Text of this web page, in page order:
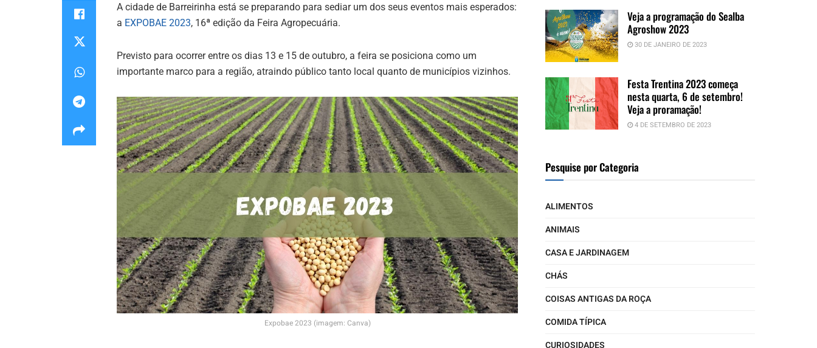
A cidade de Barreirinha está se preparando para sediar um dos seus eventos mais esperados:
a EXPOBAE 2023, 16ª edição da Feira Agropecuária.
Previsto para ocorrer entre os dias 13 e 15 de outubro, a feira se posiciona como um
importante marco para a região, atraindo público tanto local quanto de municípios vizinhos.
Expobae 2023 (imagem: Canva)
Veja a programação do Sealba
Agroshow 2023
30 DE JANEIRO DE 2023
Festa Trentina 2023 começa
nesta quarta, 6 de setembro!
Veja a proramação!
4 DE SETEMBRO DE 2023
Pesquise por Categoria
ALIMENTOS
ANIMAIS
CASA E JARDINAGEM
CHÁS
COISAS ANTIGAS DA ROÇA
COMIDA TÍPICA
CURIOSIDADES